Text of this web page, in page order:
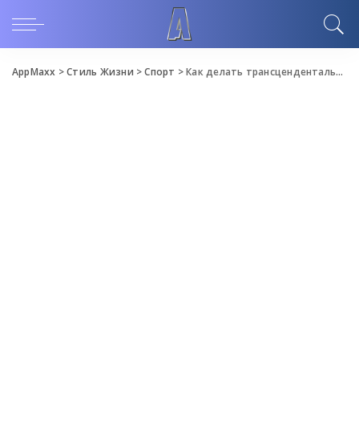
AppMaxx >Стиль Жизни >Спорт >Как делать трансцендентальную медитацию (пошаговое руководство)